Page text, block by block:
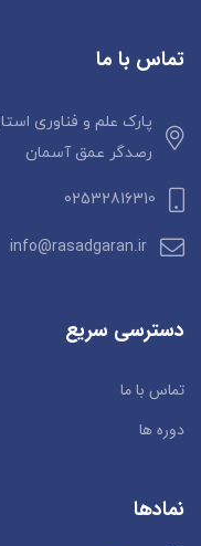
تماس با ما
پارک علم و فناوری
رصدگر عمق آسمان
02532816310
info@rasadgaran.ir
دسترسی سریع
تماس با ما
دوره ها
نمادها